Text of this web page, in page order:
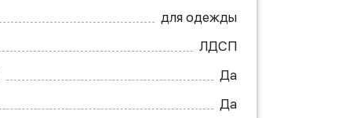
для одежды
ЛДСП
Да
Да